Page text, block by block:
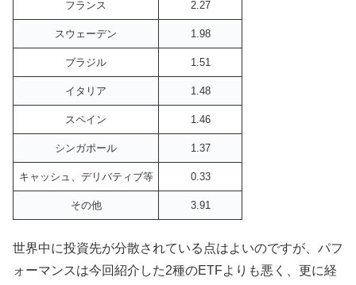
フランス 2.27
スウェーデン 1.98
ブラジル 1.51
イタリア 1.48
スペイン 1.46
シンガポール 1.37
キャッシュ、デリバティブ等 0.33
その他 3.91
世界中に投資先が分散されている点はよいのですが、パフ
ォーマンスは今回紹介した2種のETFよりも悪く、更に経